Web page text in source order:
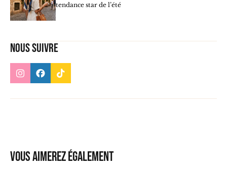
tendance star de l’été
Nous suivre
Vous aimerez également